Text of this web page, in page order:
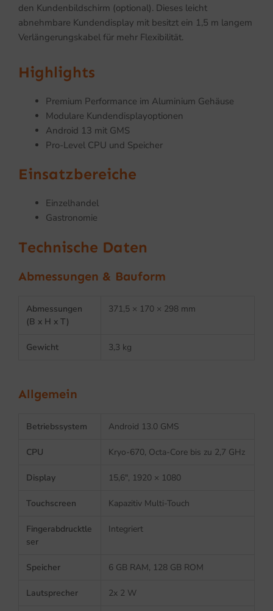
den Kundenbildschirm (optional). Dieses leicht
abnehmbare Kundendisplay mit besitzt ein 1,5 m langem
Verlängerungskabel für mehr Flexibilität.
Highlights
Premium Performance im Aluminium Gehäuse
Modulare Kundendisplayoptionen
Android 13 mit GMS
Pro-Level CPU und Speicher
Einsatzbereiche
Einzelhandel
Gastronomie
Technische Daten
Abmessungen & Bauform
Abmessungen
(B x H x T)
371,5 × 170 × 298 mm
Gewicht 3,3 kg
Allgemein
Betriebssystem Android 13.0 GMS
CPU Kryo-670, Octa-Core bis zu 2,7 GHz
Display 15,6″, 1920 × 1080
Touchscreen Kapazitiv Multi-Touch
Fingerabdrucktle
ser
Integriert
Speicher 6 GB RAM, 128 GB ROM
Lautsprecher 2x 2 W